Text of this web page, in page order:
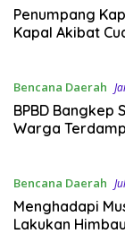
Penumpang
Kapal Akibat
Bencana Daerah
BPBD Bangkep
Warga
Bencana Daerah
Menghadapi
Lakukan